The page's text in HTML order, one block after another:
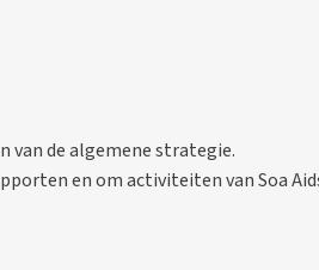
van de algemene strategie.
en om activiteiten van Soa